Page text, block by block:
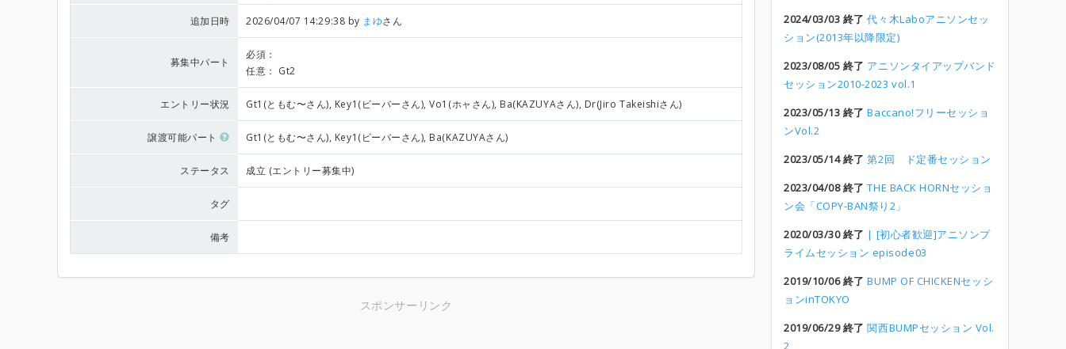
追加日時 2026/04/07 14:29:38 by まゆさん
募集中パート
必須：
任意： Gt2
エントリー状況 Gt1(ともむ〜さん), Key1(ビーバーさん), Vo1(ホャさん), Ba(KAZUYAさん), Dr(Jiro Takeishiさん)
譲渡可能パート Gt1(ともむ〜さん), Key1(ビーバーさん), Ba(KAZUYAさん)
ステータス 成立 (エントリー募集中)
タグ
備考
スポンサーリンク
2024/03/03 終了 代々木Laboアニソンセッ
ション(2013年以降限定)
2023/08/05 終了 アニソンタイアップバンド
セッション2010-2023 vol.1
2023/05/13 終了 Baccano!フリーセッショ
ンVol.2
2023/05/14 終了 第2回 ド定番セッション
2023/04/08 終了 THE BACK HORNセッショ
ン会「COPY-BAN祭り2」
2020/03/30 終了 | [初心者歓迎]アニソンプ
ライムセッション episode03
2019/10/06 終了 BUMP OF CHICKENセッシ
ョンinTOKYO
2019/06/29 終了 関西BUMPセッション Vol.
2